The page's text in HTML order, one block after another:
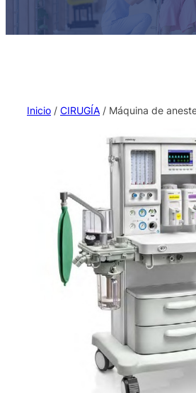
Inicio / CIRUGÍA / Máquina de